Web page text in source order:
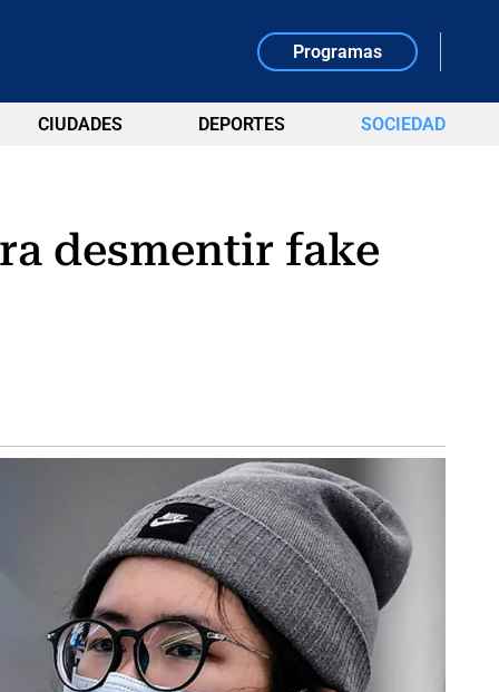
Programas
CIUDADES DEPORTES SOCIEDAD
desmentir fake